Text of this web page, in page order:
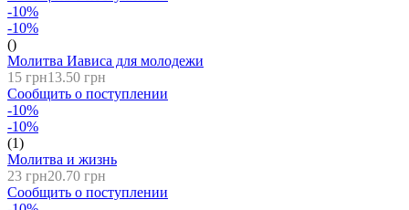
-10%
-10%
()
Молитва Иависа для молодежи
15 грн13.50 грн
Сообщить о поступлении
-10%
-10%
(1)
Молитва и жизнь
23 грн20.70 грн
Сообщить о поступлении